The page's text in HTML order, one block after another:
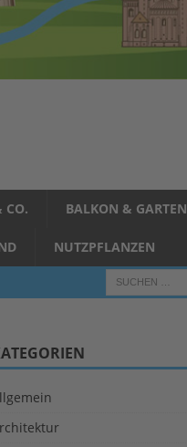
CO. BALKON & GARTEN
NUTZPFLANZEN